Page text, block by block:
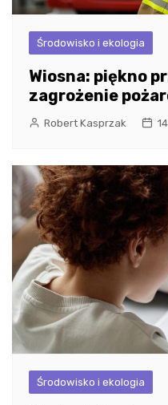
Środowisko i ekologia
Wiosna: piękno
zagrożenie
Robert Kasprzak
Środowisko i ekologia